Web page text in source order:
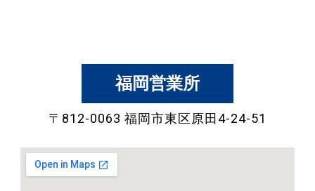
福岡営業所
〒812-0063 福岡市東区原田4-24-51